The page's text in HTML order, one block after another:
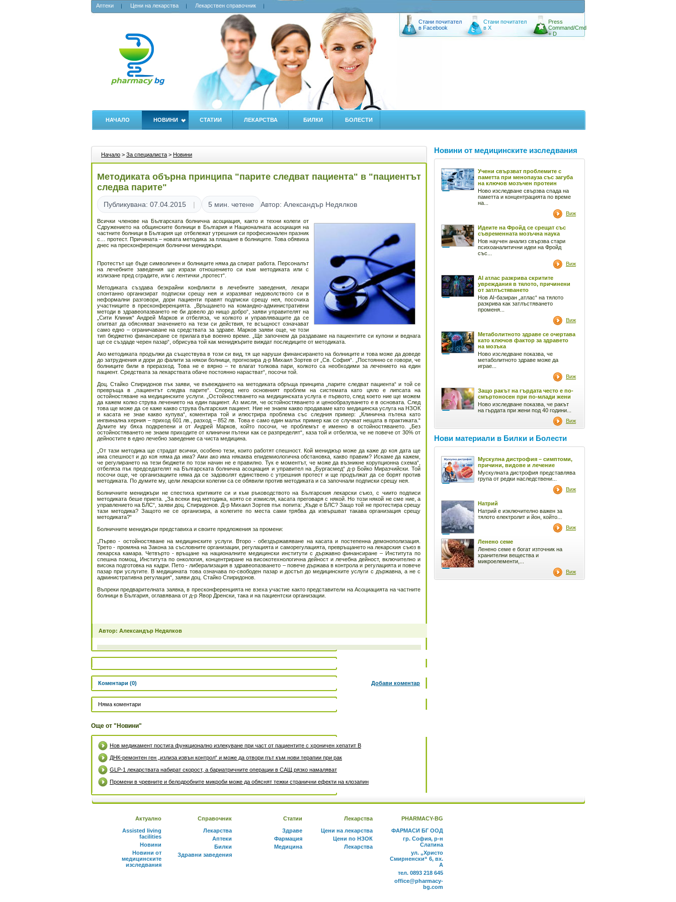
Аптеки Цени на лекарства Лекарствен справочник
Стани почитател
в Facebook
Стани почитател
в X
Press
Command/Cmd
+ D
НАЧАЛО НОВИНИ СТАТИИ ЛЕКАРСТВА БИЛКИ БОЛЕСТИ
Начало > За специалиста > Новини
Методиката обърна принципа "парите следват пациента" в "пациентът
следва парите"
Публикувана: 07.04.2015 5 мин. четене Автор: Александър Недялков
Всички членове на Българската болнична асоциация, както и техни колеги от
Сдружението на общинските болници в България и Националната асоциация на
частните болници в България ще отбележат утрешния си професионален празник
с… протест. Причината – новата методика за плащане в болниците. Това обявиха
днес на пресконференция болнични мениджъри.
Протестът ще бъде символичен и болниците няма да спират работа. Персоналът
на лечебните заведения ще изрази отношението си към методиката или с
излизане пред сградите, или с лентички „протест“.
Методиката създава безкрайни конфликти в лечебните заведения, лекари
спонтанно организират подписки срещу нея и изразяват недоволството си в
неформални разговори, дори пациенти правят подписки срещу нея, посочиха
участниците в пресконференцията. „Връщането на командно-административни
методи в здравеопазването не би довело до нищо добро“, заяви управителят на
„Сити Клиник“ Андрей Марков и отбеляза, че колкото и управляващите да се
опитват да обясняват значението на тези си действия, те всъщност означават
само едно – ограничаване на средствата за здраве. Марков заяви още, че този
тип бюджетно финансиране се прилага във военно време. „Ще започнем да раздаваме на пациентите си купони и веднага
ще се създаде черен пазар“, обрисува той как мениджърите виждат последиците от методиката.
Ако методиката продължи да съществува в този си вид, тя ще наруши финансирането на болниците и това може да доведе
до затруднения и дори до фалити за някои болници, прогнозира д-р Михаил Зортев от „Св. София“. „Постоянно се говори, че
болниците били в преразход. Това не е вярно – те влагат толкова пари, колкото са необходими за лечението на един
пациент. Средствата за лекарствата обаче постоянно нарастват“, посочи той.
Доц. Стайко Спиридонов пък заяви, че въвеждането на методиката обръща принципа „парите следват пациента“ и той се
превръща в „пациентът следва парите“. Според него основният проблем на системата като цяло е липсата на
остойностяване на медицинските услуги. „Остойностяването на медицинската услуга е първото, след което ние ще можем
да кажем колко струва лечението на един пациент. Аз мисля, че остойностяването и ценообразуването е в основата. След
това ще може да се каже какво струва българския пациент. Ние не знаем какво продаваме като медицинска услуга на НЗОК
и касата не знае какво купува“, коментира той и илюстрира проблема със следния пример: „Клинична пътека като
ингвинална херния – приход 601 лв., разход – 852 лв. Това е само един малък пример как се случват нещата в практиката.“
Думите му бяха подкрепени и от Андрей Марков, който посочи, че проблемът е именно в остойностяването. „Без
остойностяването не знаем приходите от клинични пътеки как се разпределят“, каза той и отбеляза, че не повече от 30% от
дейностите в едно лечебно заведение са чиста медицина.
„От тази методика ще страдат всички, особено тези, които работят спешност. Кой мениджър може да каже до коя дата ще
има спешност и до коя няма да има? Ами ако има някаква епидемиологична обстановка, какво правим? Искаме да кажем,
че регулирането на тези бюджети по този начин не е правилно. Тук е моментът, че може да възникне корупционна схема“,
отбеляза пък председателят на Българската болнична асоциация и управител на „Бургасмед“ д-р Бойко Миразчийски. Той
посочи още, че организациите няма да се задоволят единствено с утрешния протест и ще продължат да се борят против
методиката. По думите му, цели лекарски колегии са се обявили против методиката и са започнали подписки срещу нея.
Болничните мениджъри не спестиха критиките си и към ръководството на Българския лекарски съюз, с чиито подписи
методиката беше приета. „За всеки вид методика, която се измисля, касата преговаря с някой. Но този някой не сме ние, а
управлението на БЛС“, заяви доц. Спиридонов. Д-р Михаил Зортев пък попита: „Къде е БЛС? Защо той не протестира срещу
тази методика? Защото не се организира, а колегите по места сами трябва да извършват такава организация срещу
методиката?“
Болничните мениджъри представиха и своите предложения за промени:
„Първо - остойностяване на медицинските услуги. Второ - обездържавяване на касата и постепенна демонополизация.
Трето - промяна на Закона за съсловните организации, регулацията и саморегулацията, превръщането на лекарския съюз в
лекарска камара. Четвърто - връщане на националните медицински институти с държавно финансиране – Института по
спешна помощ, Института по онкология, концентриране на високотехнологична дейност и лечебна дейност, включително и
висока подготовка на кадри. Пето - либерализация в здравеопазването – повече държава в контрола и регулацията и повече
пазар при услугите. В медицината това означава по-свободен пазар и достъп до медицинските услуги с държавна, а не с
административна регулация“, заяви доц. Стайко Спиридонов.
Въпреки предварителната заявка, в пресконференцията не взеха участие както представители на Асоциацията на частните
болници в България, оглавявана от д-р Явор Дренски, така и на пациентски организации.
Автор: Александър Недялков
Коментари (0) Добави коментар
Няма коментари
Още от "Новини"
Нов медикамент постига функционално излекуване при част от пациентите с хроничен хепатит B
ДНК-ремонтен ген „излиза извън контрол“ и може да отвори път към нови терапии при рак
GLP-1 лекарствата набират скорост, а бариатричните операции в САЩ рязко намаляват
Промени в чревните и белодробните микроби може да обяснят тежки странични ефекти на клозапин
Новини от медицинските изследвания
Учени свързват проблемите с
паметта при менопауза със загуба
на ключов мозъчен протеин
Ново изследване свързва спада на
паметта и концентрацията по време
на...
Виж
Идеите на Фройд се срещат със
съвременната мозъчна наука
Нов научен анализ свързва стари
психоаналитични идеи на Фройд
със...
Виж
AI атлас разкрива скритите
увреждания в тялото, причинени
от затлъстяването
Нов AI-базиран „атлас“ на тялото
разкрива как затлъстяването
променя...
Виж
Метаболитното здраве се очертава
като ключов фактор за здравето
на мозъка
Ново изследване показва, че
метаболитното здраве може да
играе...
Виж
Защо ракът на гърдата често е по-
смъртоносен при по-млади жени
Ново изследване показва, че ракът
на гърдата при жени под 40 години...
Виж
Нови материали в Билки и Болести
Мускулна дистрофия – симптоми,
причини, видове и лечение
Мускулната дистрофия представлява
група от редки наследствени...
Виж
Натрий
Натрий е изключително важен за
тялото електролит и йон, който...
Виж
Ленено семе
Ленено семе е богат източник на
хранителни вещества и
микроелементи,...
Виж
Актуално
Assisted living
facilities
Новини
Новини от
медицинските
изследвания
Справочник
Лекарства
Аптеки
Билки
Здравни заведения
Статии
Здраве
Фармация
Медицина
Лекарства
Цени на лекарства
Цени по НЗОК
Лекарства
PHARMACY-BG
ФАРМАСИ БГ ООД
гр. София, р-н
Слатина
ул. „Христо
Смирненски“ 6, вх.
А
тел. 0893 218 645
office@pharmacy-
bg.com